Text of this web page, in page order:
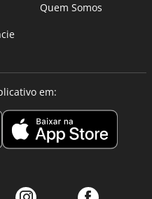
Quem Somos
em: